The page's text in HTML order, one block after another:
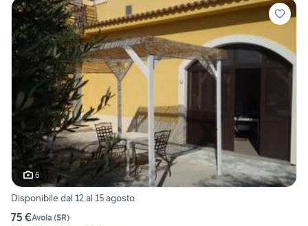
6
Disponibile dal 12 al 15 agosto
75 €Avola (SR)